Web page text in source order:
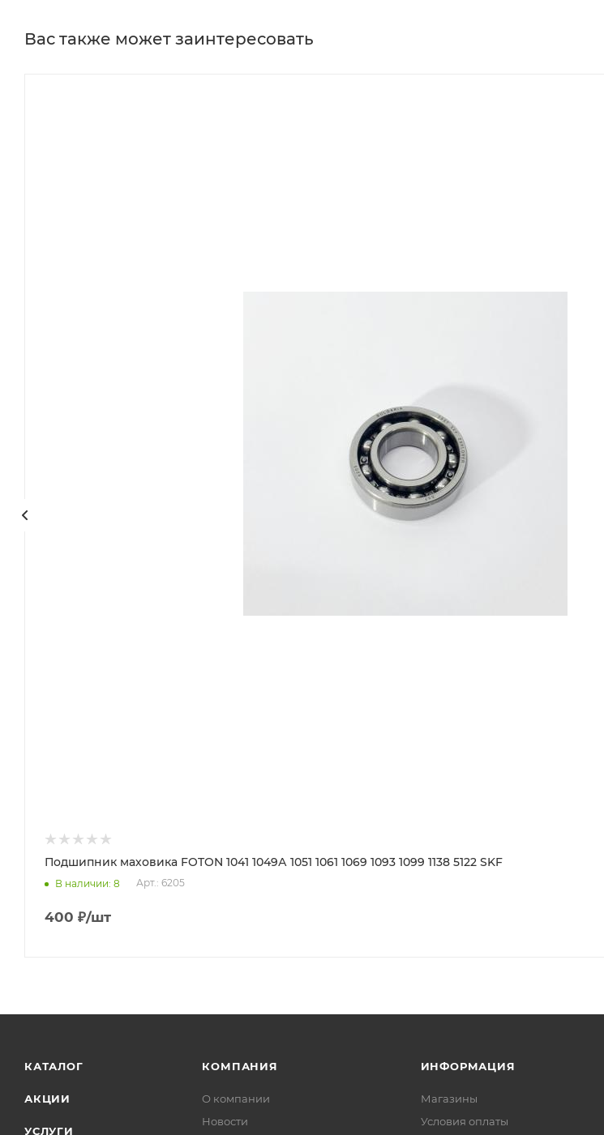
Вас также может заинтересовать
Подшипник маховика FOTON 1041 1049А 1051 1061 1069 1093 1099 1138 5122 SKF
В наличии: 8 Арт.: 6205
400 ₽/шт
КАТАЛОГ
АКЦИИ
УСЛУГИ
КОМПАНИЯ
О компании
Новости
ИНФОРМАЦИЯ
Магазины
Условия оплаты